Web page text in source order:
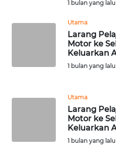
1 bulan yang lalu
Utama
Larang
Motor ke
Keluarkan
1 bulan yang lalu
Utama
Larang
Motor ke
Keluarkan
1 bulan yang lalu